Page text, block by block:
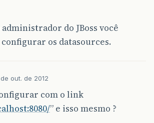
do JBoss você
os datasources.
out. de 2012
com o link
” e isso mesmo ?